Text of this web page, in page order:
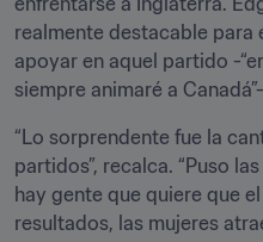
realmente destacable para
apoyar en aquel partido -
siempre animaré a
“Lo sorprendente fue la
partidos”, recalca. “Puso
hay gente que quiere que
resultados, las mujeres